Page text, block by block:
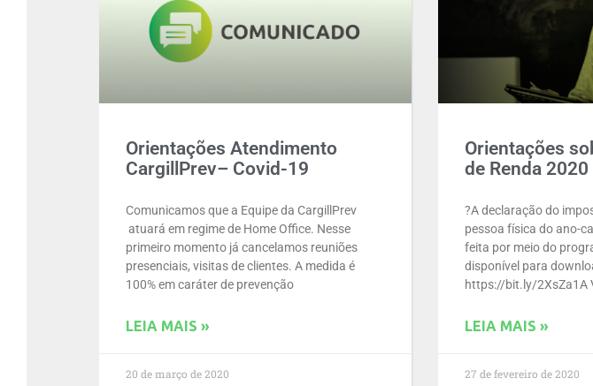
Orientações Atendimento
CargillPrev– Covid-19
Comunicamos que a Equipe da CargillPrev
atuará em regime de Home Office. Nesse
primeiro momento já cancelamos reuniões
presenciais, visitas de clientes. A medida é
100% em caráter de prevenção
LEIA MAIS »
20 de março de 2020
Orientações
de Renda 2020
?A declaração do
pessoa física do ano-
feita por meio do
disponível para
https://bit.ly/2XsZa1A
LEIA MAIS »
27 de fevereiro de 2020